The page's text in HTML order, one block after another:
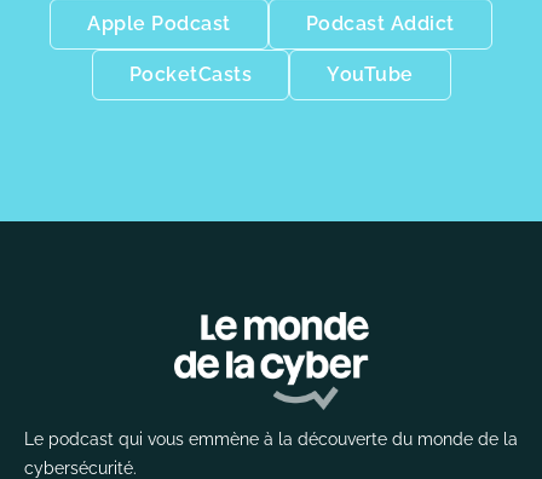
Apple Podcast Podcast Addict
PocketCasts YouTube
Le podcast qui vous emmène à la découverte du monde de la
cybersécurité.